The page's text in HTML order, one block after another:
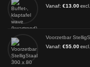
Vanaf: €13.00
Voorzetbar
Vanaf: €55.00